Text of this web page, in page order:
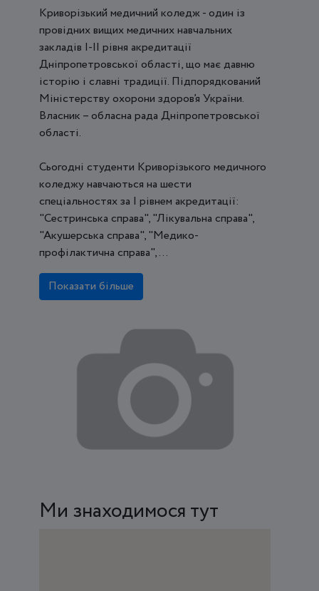
Криворізький медичний коледж - один із
провідних вищих медичних навчальних
закладів І-ІІ рівня акредитації
Дніпропетровської області, що має давню
історію і славні традиції. Підпорядкований
Міністерству охорони здоров’я України.
Власник – обласна рада Дніпропетровської
області.
Сьогодні студенти Криворізького медичного
коледжу навчаються на шести
спеціальностях за І рівнем акредитації:
"Сестринська справа", "Лікувальна справа",
"Акушерська справа", "Медико-
профілактична справа", ...
Показати більше
Ми знаходимося тут